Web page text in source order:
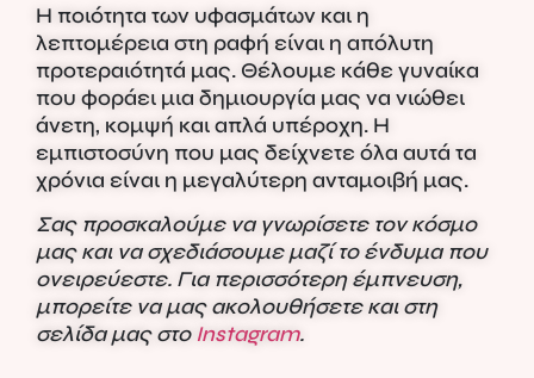
Η ποιότητα των υφασμάτων και η
λεπτομέρεια στη ραφή είναι η απόλυτη
προτεραιότητά μας. Θέλουμε κάθε γυναίκα
που φοράει μια δημιουργία μας να νιώθει
άνετη, κομψή και απλά υπέροχη. Η
εμπιστοσύνη που μας δείχνετε όλα αυτά τα
χρόνια είναι η μεγαλύτερη ανταμοιβή μας.
Σας προσκαλούμε να γνωρίσετε τον κόσμο
μας και να σχεδιάσουμε μαζί το ένδυμα που
ονειρεύεστε. Για περισσότερη έμπνευση,
μπορείτε να μας ακολουθήσετε και στη
σελίδα μας στο Instagram.